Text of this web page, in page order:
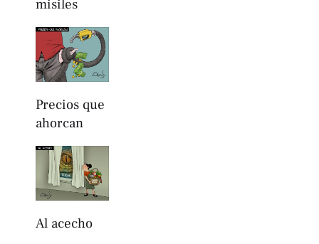
misiles
Precios que
ahorcan
Al acecho